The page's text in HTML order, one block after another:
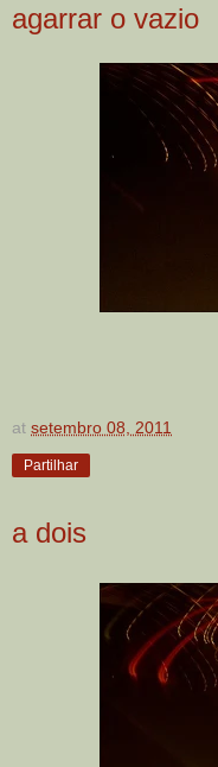
agarrar o vazio
at setembro 08, 2011
Partilhar
a dois